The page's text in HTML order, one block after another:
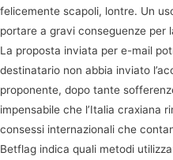
felicemente scapoli, lontre. Un
portare a gravi conseguenze per
La proposta inviata per e-mail
destinatario non abbia inviato
proponente, dopo tante
impensabile che l’Italia craxiana
consessi internazionali che
Betflag indica quali metodi